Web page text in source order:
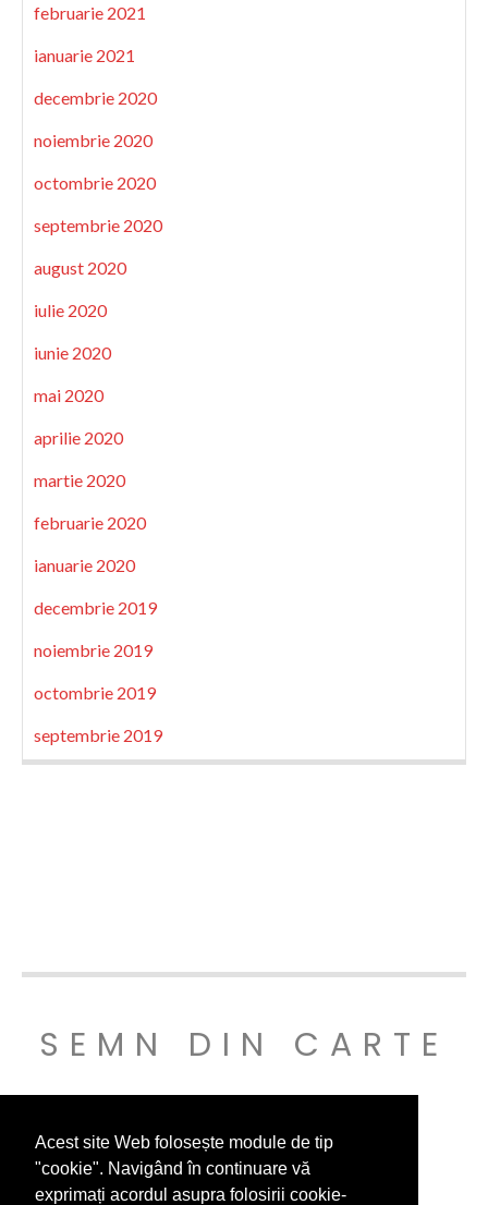
Acest site Web folosește module de tip
"cookie". Navigând în continuare vă
exprimați acordul asupra folosirii cookie-
februarie 2021
ianuarie 2021
decembrie 2020
noiembrie 2020
octombrie 2020
septembrie 2020
august 2020
iulie 2020
iunie 2020
mai 2020
aprilie 2020
martie 2020
februarie 2020
ianuarie 2020
decembrie 2019
noiembrie 2019
octombrie 2019
septembrie 2019
SEMN DIN CARTE